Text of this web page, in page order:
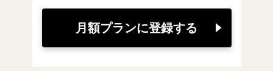
月額プランに登録する